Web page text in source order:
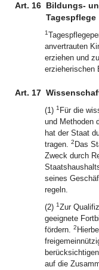
Art. 16 Bildungs-
Tagespflege
1
anvertrauten
erziehen und
erzieherischen
Art. 17
(1) 1 Für die
und Methoden
hat der Staat
tragen. 2 Das
Zweck durch
seines
regeln.
(2) 1Zur
geeignete
fördern. 2
auf die